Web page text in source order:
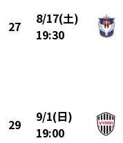
27
8/17(土)
19:30
29
9/1(日)
19:00